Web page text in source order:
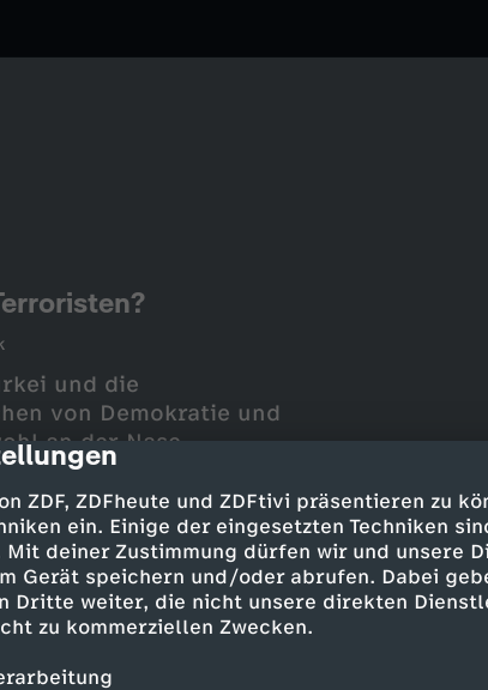
ZDF, ZDFheute und ZDFtivi präsentieren zu
ein. Einige der eingesetzten Techniken
deiner Zustimmung dürfen wir und unsere
Gerät speichern und/oder abrufen. Dabei
Dritte weiter, die nicht unsere direkten
zu kommerziellen Zwecken.
und die
von Demokratie und
an der Nase
wohlgesonnene Medien
in dieser Form
Terroristen! Da
marschieren, er und
Führung genau
– ein paar Fragen zum
da selber...